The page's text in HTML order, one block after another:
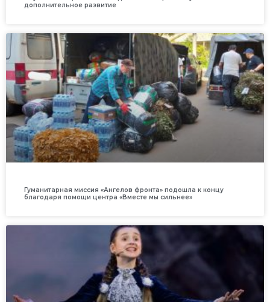
дополнительное развитие
Гуманитарная миссия «Ангелов фронта» подошла к концу
благодаря помощи центра «Вместе мы сильнее»